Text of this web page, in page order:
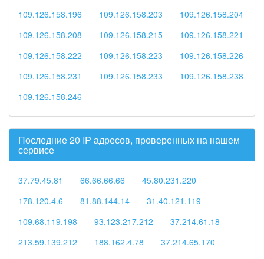
109.126.158.196
109.126.158.203
109.126.158.204
109.126.158.208
109.126.158.215
109.126.158.221
109.126.158.222
109.126.158.223
109.126.158.226
109.126.158.231
109.126.158.233
109.126.158.238
109.126.158.246
Последние 20 IP адресов, проверенных на нашем
сервисе
37.79.45.81 66.66.66.66
45.80.231.220
178.120.4.6
81.88.144.14
31.40.121.119
109.68.119.198
93.123.217.212
37.214.61.18
213.59.139.212
188.162.4.78
37.214.65.170